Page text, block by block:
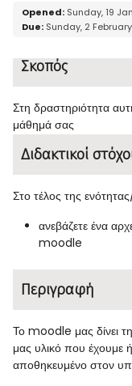
Blocks
Completion
Opened: Sunday, 19
Due: Sunday, 2 February
Σκοπός
Στη δραστηριότητα
μάθημά σας
Διδακτικοί
Στο τέλος της
ανεβάζετε ένα
moodle
Περιγραφή
Το moodle μας δίνει
μας υλικό που έχουμε
αποθηκευμένο στον